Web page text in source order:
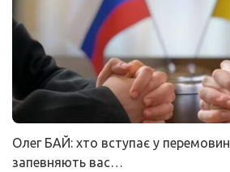
Олег БАЙ: хто вступає у
запевняють вас…